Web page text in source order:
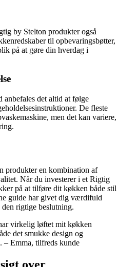
by Stelton produkter også
til opbevaringsbøtter,
på at gøre din hverdag i
anbefales det altid at følge
De fleste
men det kan variere,
produkter en kombination af
Når du investerer i et Rigtig
på at tilføre dit køkken både stil
guide har givet dig værdifuld
rigtige beslutning.
virkelig løftet mit køkken
det smukke design og
– Emma, tilfreds kunde